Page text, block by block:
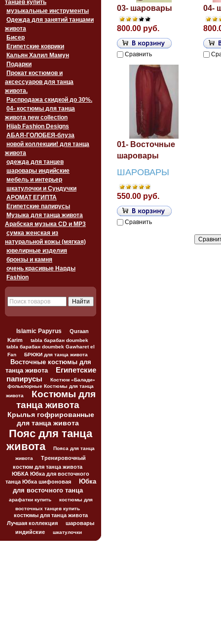
танцев купить
музыкальные инструменты
Одежда для занятий танцами
живота
Бисер
Египетские коврики
Кальян Халил Мамун
Подарки
Прокат костюмов и
аксессуаров для танца
живота.
Распродажа скидкой до 30%.
04- костюмы для танца
живота new collection
Hijab Fashion Designs
АБАЯ-ГОЛОБЕЯ-блуза
новой коллекции! для танца
живота
одежда для танцев
шаровары индийские
мебель и интерьер
шкатулочки и Сундучки
АРОМАТ ЕГИПТА
Египетские папирусы
Музыка для танца живота
Арабская музыка CD и MP3
сумка женская из
натуральной кожы (мягкая)
ювелирные изделия
бронзы и камня
очень красивые Нарды
Fashion
Islamic Papyrus
Quraan
Karim
tabla барабан doumbek
tabla барабан doumbek Gawharet el
Fan
БРЮКИ для танца живота
Восточные костюмы для
танца живота
Египетские
папирусы
Костюм «Балади»
фольклорные Костюмы для танца
живота
Костюмы для
танца живота
Крылья гофрированные
для танца живота
Пояс для танца
живота
Пояса для танца
живота
Тренировочный
костюм для танца живота
ЮБКА Юбка для восточного
танца Юбка шифоновая
Юбка
для восточного танца
арафатки купить
костюмы для
восточных танцев купить
костюмы для танца живота
Лучшая коллекция
шаровары
индийские
шкатулочки
03- шаровары
800.00 руб.
Сравнить
04-
01- Восточные
шаровары
ШАРОВАРЫ
550.00 руб.
Сравнить